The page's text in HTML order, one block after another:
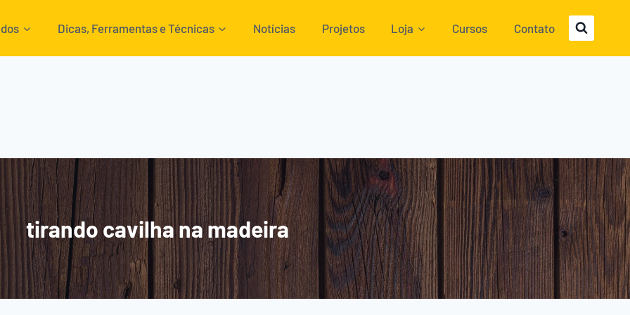
Dicas, Ferramentas e Técnicas Notícias Projetos Loja Cursos Contato
tirando cavilha na madeira